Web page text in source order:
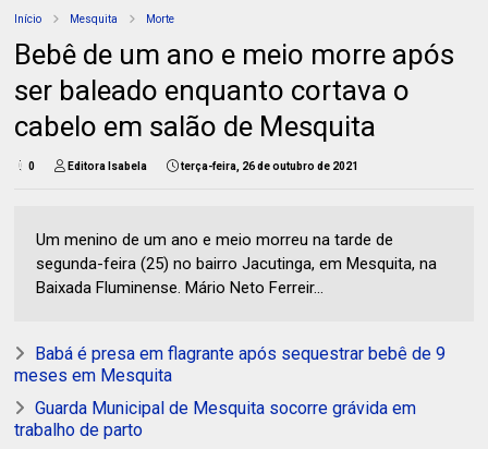
Início Mesquita Morte
Bebê de um ano e meio morre após
ser baleado enquanto cortava o
cabelo em salão de Mesquita
0 Editora Isabela terça-feira, 26 de outubro de 2021
Um menino de um ano e meio morreu na tarde de
segunda-feira (25) no bairro Jacutinga, em Mesquita, na
Baixada Fluminense. Mário Neto Ferreir...
Babá é presa em flagrante após sequestrar bebê de 9
meses em Mesquita
Guarda Municipal de Mesquita socorre grávida em
trabalho de parto